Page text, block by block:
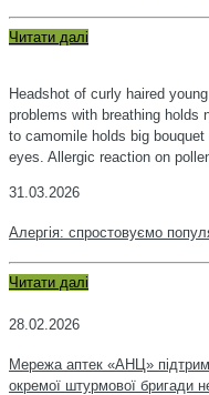
Читати далі
Headshot of curly haired
problems with breathing holds
to camomile holds big
eyes. Allergic reaction on
31.03.2026
Алергія: спростовуємо
Читати далі
28.02.2026
Мережа аптек «АНЦ»
окремої штурмової бригади